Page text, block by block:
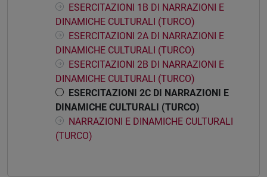
ESERCITAZIONI 1B DI NARRAZIONI E
DINAMICHE CULTURALI (TURCO)
ESERCITAZIONI 2A DI NARRAZIONI E
DINAMICHE CULTURALI (TURCO)
ESERCITAZIONI 2B DI NARRAZIONI E
DINAMICHE CULTURALI (TURCO)
ESERCITAZIONI 2C DI NARRAZIONI E
DINAMICHE CULTURALI (TURCO)
NARRAZIONI E DINAMICHE CULTURALI
(TURCO)